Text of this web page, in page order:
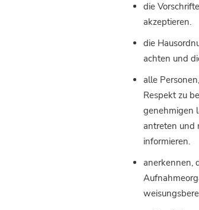
die
akzeptieren.
die
achten und
alle
Respekt zu
genehmigen
antreten und
informieren.
anerkennen,